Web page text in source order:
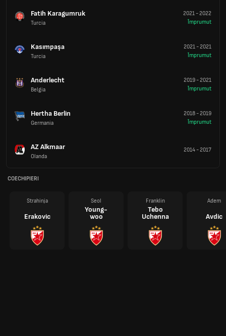
Fatih Karagumruk
Turcia
2021-2022
Împrumut
Kasımpaşa
Turcia
2021-2021
Împrumut
Anderlecht
Belgia
2019-2021
Împrumut
Hertha Berlin
Germania
2018-2019
Împrumut
AZ Alkmaar
Olanda
2014-2017
COECHIPIERI
Strahinja
Erakovic
Seol
Young-
woo
Franklin
Tebo
Uchenna
Adem
Avdic